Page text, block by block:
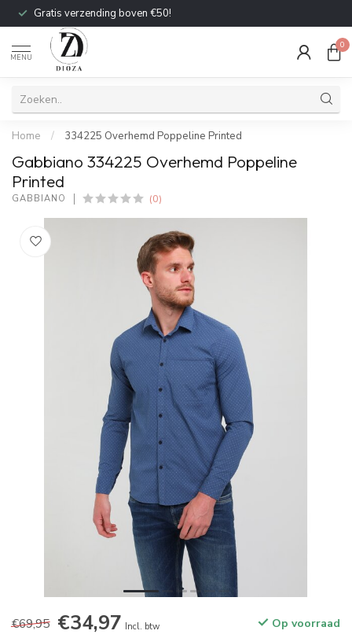
Gratis verzending boven €50!
MENU
0
Home / 334225 Overhemd Poppeline Printed
Gabbiano 334225 Overhemd Poppeline
Printed
GABBIANO (0)
€69,95 €34,97 Incl. btw Op voorraad